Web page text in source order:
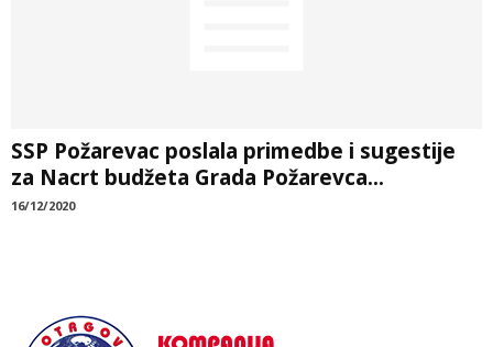
SSP Požarevac poslala primedbe i sugestije
za Nacrt budžeta Grada Požarevca...
16/12/2020